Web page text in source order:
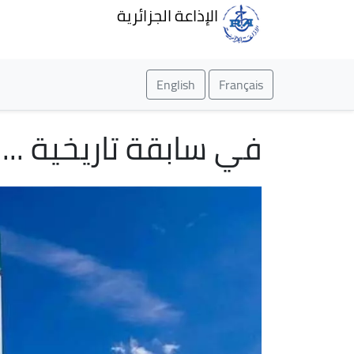
الإذاعة الجزائرية
Français
English
في سابقة تاريخية